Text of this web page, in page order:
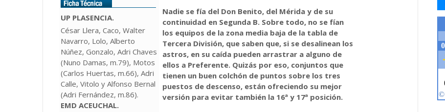
UP PLASENCIA.
César Llera, Caco, Walter
Navarro, Lolo, Alberto
Núñez, Gonzalo, Adri Chaves
(Nuno Damas, m.79), Motos
(Carlos Huertas, m.66), Adri
Calle, Vitolo y Alfonso Bernal
(Adri Fernández, m.86).
EMD ACEUCHAL.
Nadie se fía del Don Benito, del Mérida y de su
continuidad en Segunda B. Sobre todo, no se fían
los equipos de la zona media baja de la tabla de
Tercera División, que saben que, si se desalinean los
astros, en su caída pueden arrastrar a alguno de
ellos a Preferente. Quizás por eso, conjuntos que
tienen un buen colchón de puntos sobre los tres
puestos de descenso, están ofreciendo su mejor
versión para evitar también la 16ª y 17ª posición.